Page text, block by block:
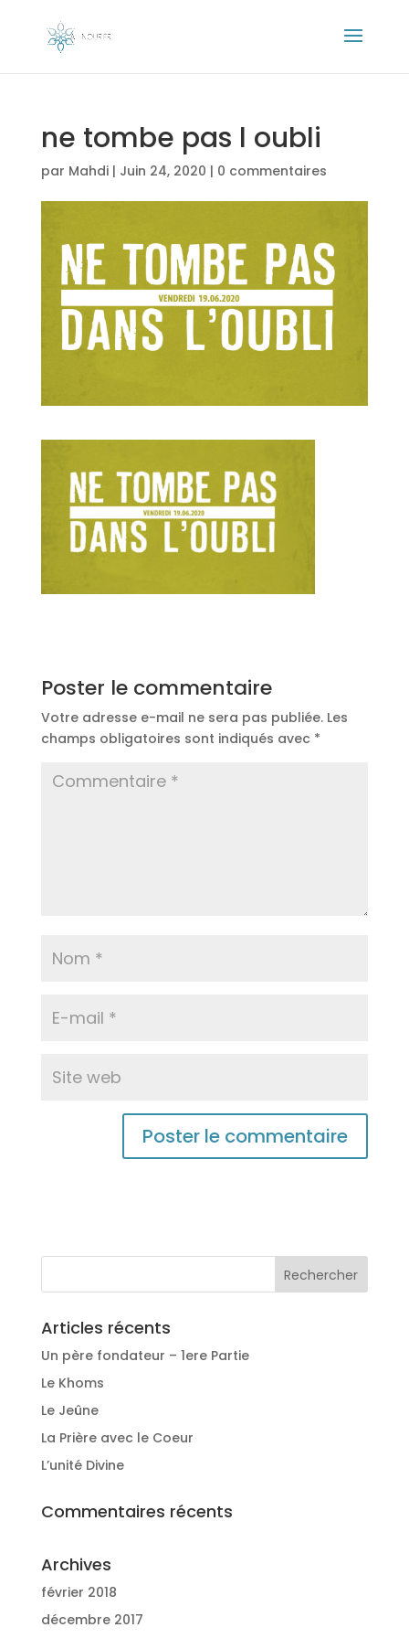
ne tombe pas l oubli
par Mahdi| Juin 24, 2020 | 0 commentaires
Poster le commentaire
Votre adresse e-mail ne sera pas publiée. Les
champs obligatoires sont indiqués avec *
Articles récents
Un père fondateur – 1ere Partie
Le Khoms
Le Jeûne
La Prière avec le Coeur
L’unité Divine
Commentaires récents
Archives
février 2018
décembre 2017